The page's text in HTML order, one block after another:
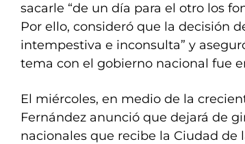
sacarle “de un día para el otro los
Por ello, consideró que la decisión
intempestiva e inconsulta” y
tema con el gobierno nacional fue
El miércoles, en medio de la
Fernández anunció que dejará de
nacionales que recibe la Ciudad de